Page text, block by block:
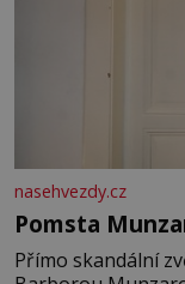
nasehvezdy.cz
Pomsta
Přímo skandální